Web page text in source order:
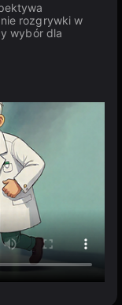
rozgrywki w
wybór dla